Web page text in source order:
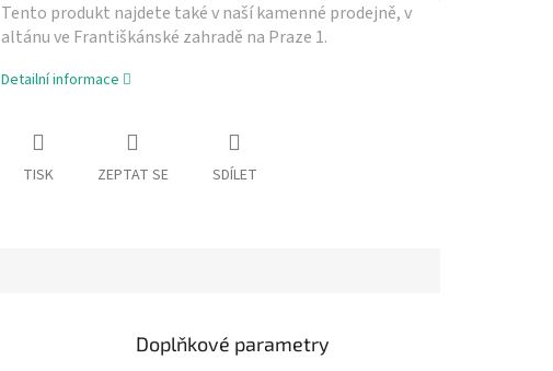
Tento produkt najdete také v naší­ kamenné prodejně, v
altánu ve Františkánské zahradě na Praze 1.
Detailní informace
TISK ZEPTAT SE SDÍLET
Doplňkové parametry